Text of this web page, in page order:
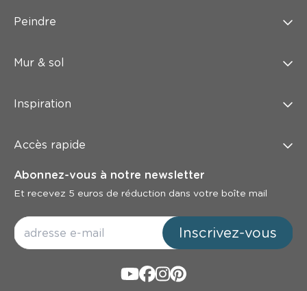
Peindre
Mur & sol
Inspiration
Accès rapide
Abonnez-vous à notre newsletter
Et recevez 5 euros de réduction dans votre boîte mail
Inscrivez-vous